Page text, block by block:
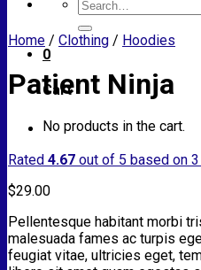
Search
for:
0
Cart
No products in the cart.
Home / Clothing / Hoodies
Patient Ninja
Rated 4.67 out of 5 based on 3
$29.00
Pellentesque habitant morbi
malesuada fames ac turpis
feugiat vitae, ultricies eget,